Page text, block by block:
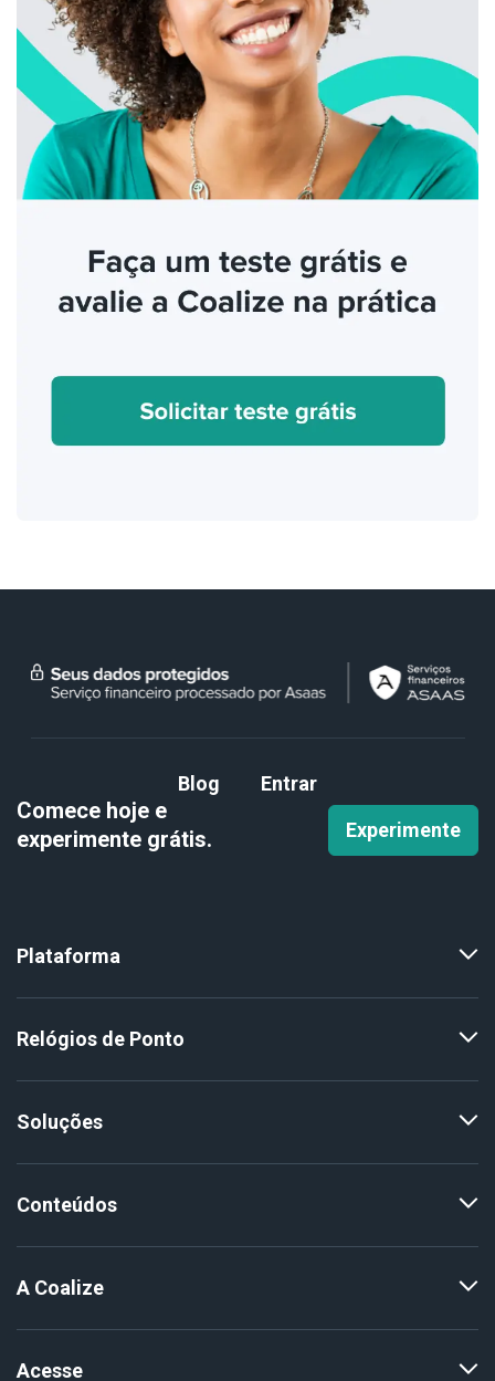
Blog Entrar
Comece hoje e
experimente grátis. Experimente
Plataforma
Relógios de Ponto
Soluções
Conteúdos
A Coalize
Acesse